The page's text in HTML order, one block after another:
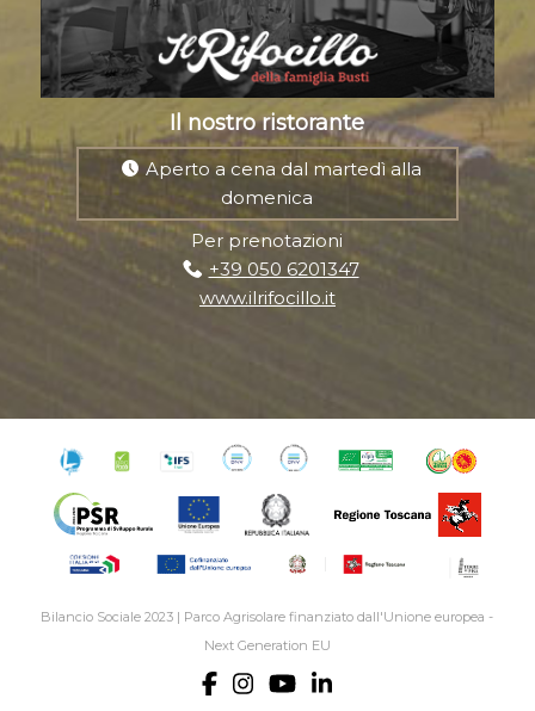
Il nostro ristorante
Aperto a cena dal martedì alla
domenica
Per prenotazioni
+39 050 6201347
www.ilrifocillo.it
Bilancio Sociale 2023 | Parco Agrisolare finanziato dall'Unione europea -
Next Generation EU